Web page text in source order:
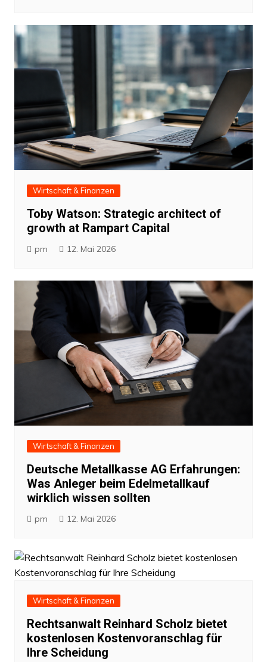
Wirtschaft & Finanzen
Toby Watson: Strategic architect of
growth at Rampart Capital
pm 12. Mai 2026
Wirtschaft & Finanzen
Deutsche Metallkasse AG Erfahrungen:
Was Anleger beim Edelmetallkauf
wirklich wissen sollten
pm 12. Mai 2026
Wirtschaft & Finanzen
Rechtsanwalt Reinhard Scholz bietet
kostenlosen Kostenvoranschlag für
Ihre Scheidung